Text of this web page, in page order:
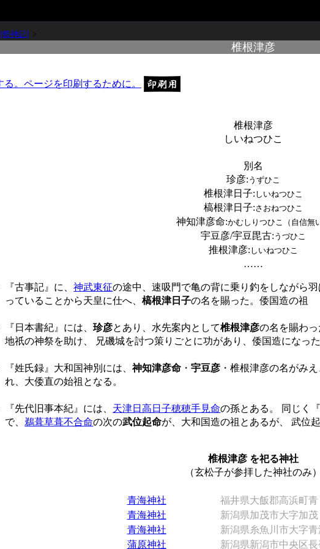
[祭神記]
椎根津彦
椎根津彦
しいねつひこ
別名
珍彦: うずひこ
椎根津日子: しいねつひこ
槁根津日子:さおねつひこ
神知津彦命:かむしりつひこ（自信無
宇豆彦/宇豆毘古: うづひこ
推根津彦: しいねつひこ
……
『古事記』に、神武東征の途中、速吸門で亀の背に乗り釣をしながら
っていることから天皇に仕へ、槁根津日子の名を賜った。倭国造の祖
『日本書紀』には、珍彦とあり、水先案内として椎根津彦の名を賜わ
地祇の神祭を助け、 兄磯城を討つ策りごとに功があり、倭国造になっ
『姓氏録』大和国神別には、神知津彦命 ・宇豆彦 ・椎根津彦の名がみ
れ、大倭直の始祖となる。
『先代旧事本紀』には、 天津日高日子穂穂手見命の孫とある。 同じく
で、 鵜葺草葺不合命の次の武位起命が、大和国造の祖とあるが、 武位
椎根津彦 を祀る神社
（玄松子が参拝した神社のみ
青海神社
福井県大飯郡高浜町
青海神社
新潟県加茂市大字加
青海神社
新潟県糸魚川市大字
蒲原神社
新潟県新潟市中央区